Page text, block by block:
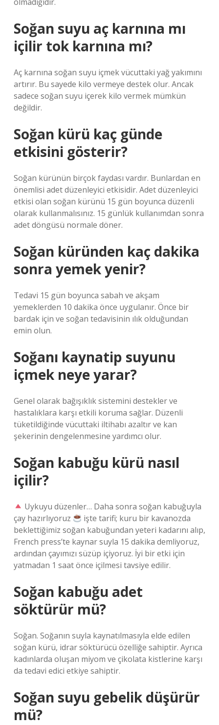
Soğan suyu aç karnına mı
içilir tok karnına mı?
Aç karnına soğan suyu içmek vücuttaki yağ yakımını
artırır. Bu sayede kilo vermeye destek olur. Ancak
sadece soğan suyu içerek kilo vermek mümkün
değildir.
Soğan kürü kaç günde
etkisini gösterir?
Soğan kürünün birçok faydası vardır. Bunlardan en
önemlisi adet düzenleyici etkisidir. Adet düzenleyici
etkisi olan soğan kürünü 15 gün boyunca düzenli
olarak kullanmalısınız. 15 günlük kullanımdan sonra
adet döngüsü normale döner.
Soğan küründen kaç dakika
sonra yemek yenir?
Tedavi 15 gün boyunca sabah ve akşam
yemeklerden 10 dakika önce uygulanır. Önce bir
bardak için ve soğan tedavisinin ılık olduğundan
emin olun.
Soğanı kaynatip suyunu
içmek neye yarar?
Genel olarak bağışıklık sistemini destekler ve
hastalıklara karşı etkili koruma sağlar. Düzenli
tüketildiğinde vücuttaki iltihabı azaltır ve kan
şekerinin dengelenmesine yardımcı olur.
Soğan kabuğu kürü nasıl
içilir?
Uykuyu düzenler… Daha sonra soğan kabuğuyla
çay hazırlıyoruz
işte tarifi; kuru bir kavanozda
beklettiğimiz soğan kabuğundan yeteri kadarını alıp,
French press’te kaynar suyla 15 dakika demliyoruz,
ardından çayımızı süzüp içiyoruz. İyi bir etki için
yatmadan 1 saat önce içilmesi tavsiye edilir.
Soğan kabuğu adet
söktürür mü?
Soğan. Soğanın suyla kaynatılmasıyla elde edilen
soğan kürü, idrar söktürücü özelliğe sahiptir. Ayrıca
kadınlarda oluşan miyom ve çikolata kistlerine karşı
da tedavi edici etkiye sahiptir.
Soğan suyu gebelik düşürür
mü?